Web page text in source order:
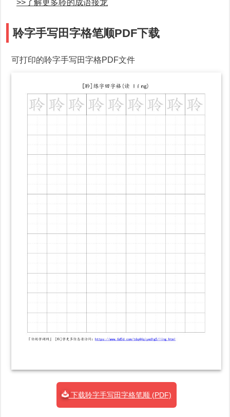
>>了解更多聆的成语接龙
聆字手写田字格笔顺PDF下载
可打印的聆字手写田字格PDF文件
下载聆字手写田字格笔顺 (PDF)